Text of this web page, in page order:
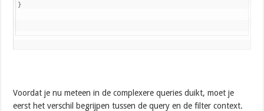
}
Voordat je nu meteen in de complexere queries duikt, moet je
eerst het verschil begrijpen tussen de query en de filter context.